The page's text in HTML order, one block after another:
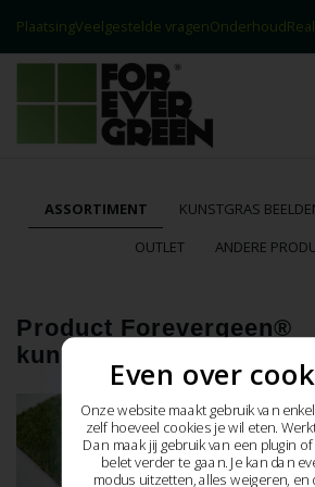
PlaatsingVeelgestelde vragenOnderhoud
Contact
ASSORTIMENT KUNSTGRAS
OUTLET
ANDERE
Product Forevergeen®
kunstgras Alpine
Even over
Onze website maakt gebruik van
zelf hoeveel cookies je wil eten.
Dan maak jij gebruik van een plugin
belet verder te gaan. Je kan dan
modus uitzetten, alles weigeren, en